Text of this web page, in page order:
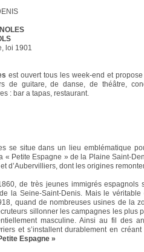
loi 1901
est ouvert tous les week-end et
de guitare, de danse, de théâtre,
: bar a tapas, restaurant.
se situe dans un lieu emblématique
« Petite Espagne » de la Plaine Saint-
d’Aubervilliers, dont les origines
de très jeunes immigrés espagnols
la Seine-Saint-Denis. Mais le
quand de nombreuses usines de la
sillonner les campagnes les plus
masculine. Ainsi au fil des
et s’installent durablement en
Espagne »